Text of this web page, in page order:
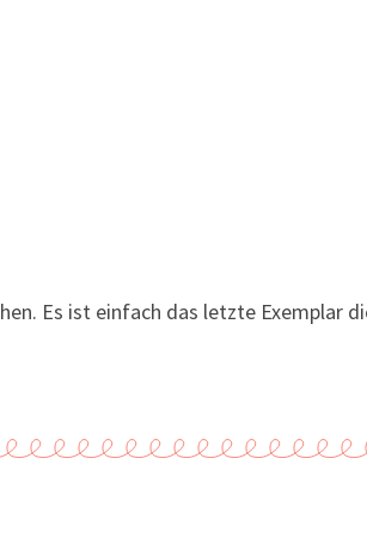
Es ist einfach das letzte Exemplar